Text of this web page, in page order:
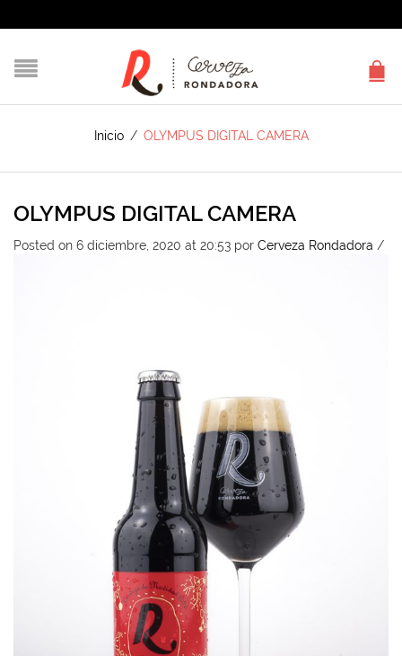
Inicio / OLYMPUS DIGITAL CAMERA
OLYMPUS DIGITAL CAMERA
Posted on 6 diciembre, 2020 at 20:53 por Cerveza Rondadora /